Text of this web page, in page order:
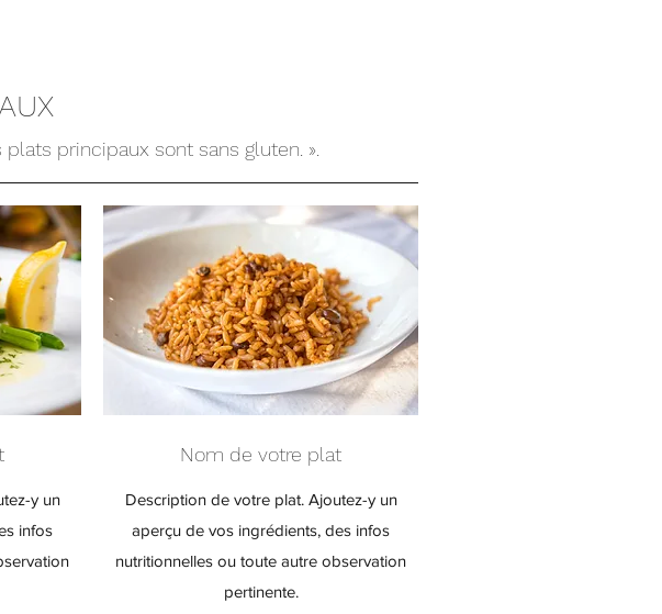
principaux sont sans gluten. ».
y un
infos
Nom de votre plat
Description de votre plat. Ajoutez-y un
aperçu de vos ingrédients, des infos
nutritionnelles ou toute autre observation
pertinente.